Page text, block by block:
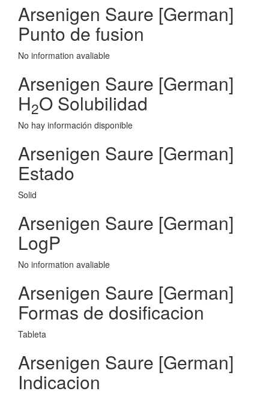
Arsenigen Saure [German]
Punto de fusion
No information avaliable
Arsenigen Saure [German]
H2O Solubilidad
No hay información disponible
Arsenigen Saure [German]
Estado
Solid
Arsenigen Saure [German]
LogP
No information avaliable
Arsenigen Saure [German]
Formas de dosificacion
Tableta
Arsenigen Saure [German]
Indicacion